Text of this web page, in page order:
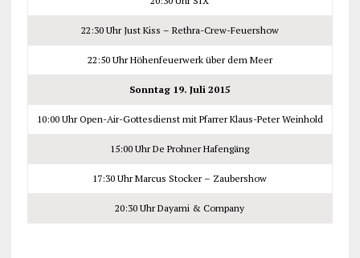
22:30 Uhr Just Kiss – Rethra-Crew-Feuershow
22:50 Uhr Höhenfeuerwerk über dem Meer
Sonntag 19. Juli 2015
10:00 Uhr Open-Air-Gottesdienst mit Pfarrer Klaus-Peter Weinhold
15:00 Uhr De Prohner Hafengäng
17:30 Uhr Marcus Stocker – Zaubershow
20:30 Uhr Dayami & Company